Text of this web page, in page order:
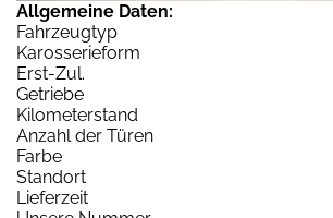
Allgemeine Daten:
Fahrzeugtyp
Karosserieform
Erst-Zul.
Getriebe
Kilometerstand
Anzahl der Türen
Farbe
Standort
Lieferzeit